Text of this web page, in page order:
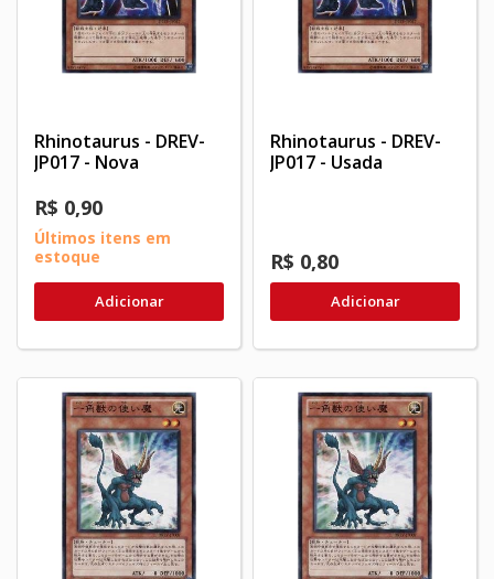
Rhinotaurus - DREV-
JP017 - Nova
R$ 0,90
Últimos itens em
estoque
Adicionar
Rhinotaurus - DREV-
JP017 - Usada
R$ 0,80
Adicionar